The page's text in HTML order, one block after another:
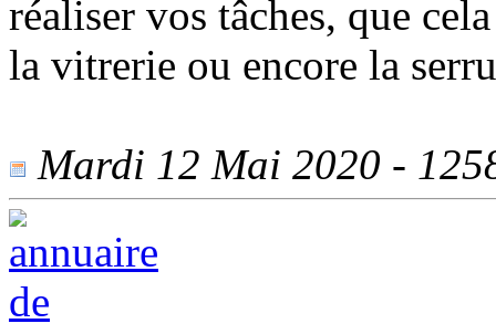
réaliser vos tâches, que
la vitrerie ou encore la
Mardi 12 Mai 2020 -